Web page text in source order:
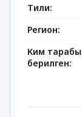
Тили:
Регион:
Ким
берилген: